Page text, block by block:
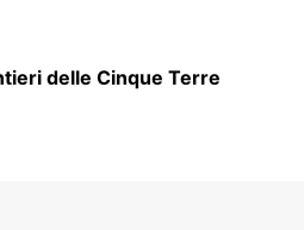
delle Cinque Terre